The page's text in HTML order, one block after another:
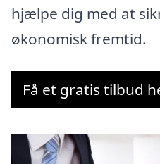
hjælpe dig med at
økonomisk fremtid.
Få et gratis tilbud